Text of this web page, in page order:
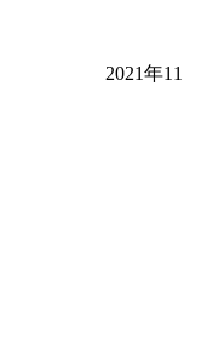
2021年11